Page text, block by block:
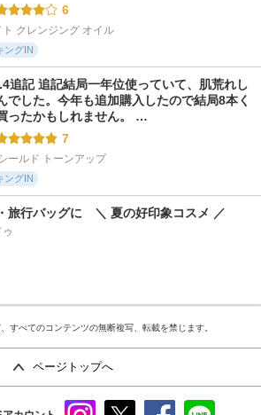
6
ト クレンジング オイル
ングIN
追記 追記結局一年位使っていて、肌荒れし
でした。今年も追加購入したので結局8本く
ったかもしれません。 …
7
ールド トーンアップ
ングIN
旅行バッグに　＼ 夏の好印象コスメ ／
すべてのコンテンツの無断複写、転載を禁じます。
ページトップへ